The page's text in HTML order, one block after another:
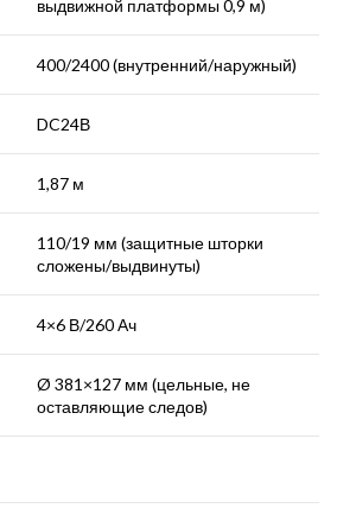
выдвижной платформы 0,9 м)
400/2400 (внутренний/наружный)
DC24В
1,87 м
110/19 мм (защитные шторки
сложены/выдвинуты)
4×6 В/260 Ач
Ø 381×127 мм (цельные, не
оставляющие следов)